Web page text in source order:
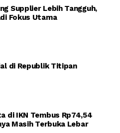
Supplier Lebih Tangguh,
Fokus Utama
di Republik Titipan
di IKN Tembus Rp74,54
Masih Terbuka Lebar